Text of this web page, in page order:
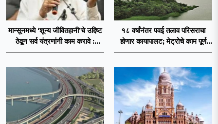
मान्सूनमध्ये ‘शून्य जीवितहानी’चे उद्दिष्ट
ठेवून सर्व यंत्रणांनी काम करावे :
उपमुख्यमंत्री एकनाथ शिंदे
१८ वर्षांनंतर पवई तलाव परिसराचा
होणार कायापालट; मेट्रोचे काम पूर्ण
होताच पुनर्विकासाला सुरुवात;